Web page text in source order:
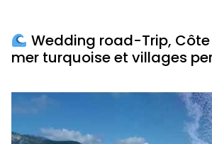
Wedding road-Trip, Côte
mer turquoise et villages